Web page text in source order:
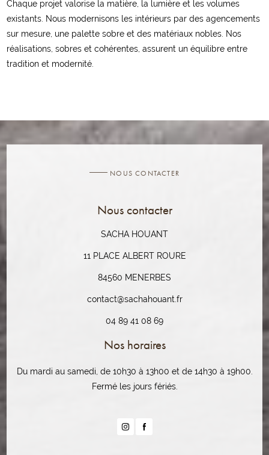
Chaque projet valorise la matière, la lumière et les volumes
existants. Nous modernisons les intérieurs par des agencements
sur mesure, une palette sobre et des matériaux nobles. Nos
réalisations, sobres et cohérentes, assurent un équilibre entre
tradition et modernité.
NOUS CONTACTER
Nous contacter
SACHA HOUANT
11 PLACE ALBERT ROURE
84560 MENERBES
contact@sachahouant.fr
04 89 41 08 69
Nos horaires
Du mardi au samedi, de 10h30 à 13h00 et de 14h30 à 19h00.
Fermé les jours fériés.